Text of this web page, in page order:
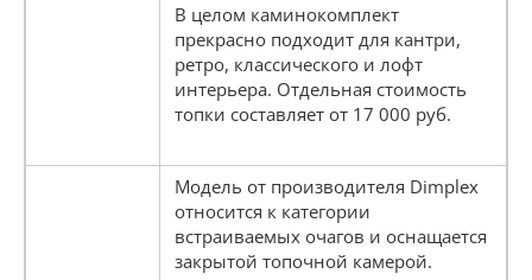
В целом каминокомплект
прекрасно подходит для кантри,
ретро, классического и лофт
интерьера. Отдельная стоимость
топки составляет от 17 000 руб.
Модель от производителя Dimplex
относится к категории
встраиваемых очагов и оснащается
закрытой топочной камерой.